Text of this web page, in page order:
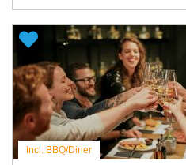
Incl. BBQ/Diner